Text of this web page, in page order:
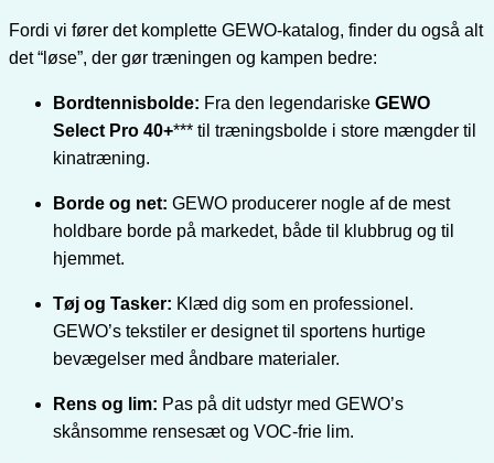
Fordi vi fører det komplette GEWO-katalog, finder du også alt
det “løse”, der gør træningen og kampen bedre:
Bordtennisbolde: Fra den legendariske GEWO
Select Pro 40+*** til træningsbolde i store mængder til
kinatræning.
Borde og net: GEWO producerer nogle af de mest
holdbare borde på markedet, både til klubbrug og til
hjemmet.
Tøj og Tasker: Klæd dig som en professionel.
GEWO’s tekstiler er designet til sportens hurtige
bevægelser med åndbare materialer.
Rens og lim: Pas på dit udstyr med GEWO’s
skånsomme rensesæt og VOC-frie lim.